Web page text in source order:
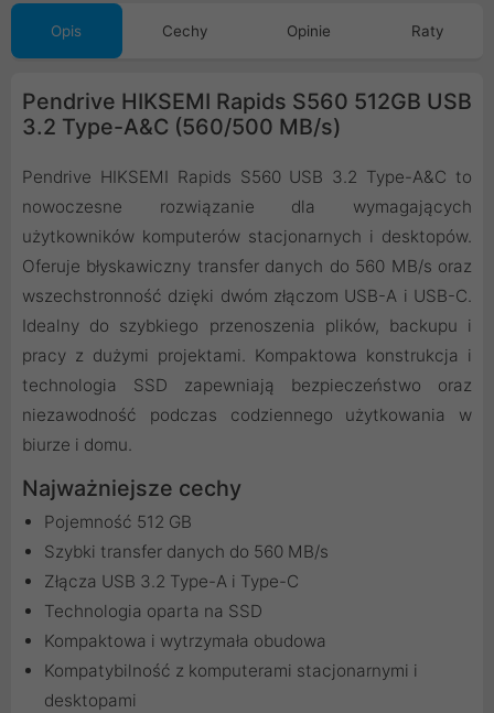
Opis Cechy Opinie Raty
Pendrive HIKSEMI Rapids S560 512GB USB
3.2 Type-A&C (560/500 MB/s)
Pendrive HIKSEMI Rapids S560 USB 3.2 Type-A&C to
nowoczesne rozwiązanie dla wymagających
użytkowników komputerów stacjonarnych i desktopów.
Oferuje błyskawiczny transfer danych do 560 MB/s oraz
wszechstronność dzięki dwóm złączom USB-A i USB-C.
Idealny do szybkiego przenoszenia plików, backupu i
pracy z dużymi projektami. Kompaktowa konstrukcja i
technologia SSD zapewniają bezpieczeństwo oraz
niezawodność podczas codziennego użytkowania w
biurze i domu.
Najważniejsze cechy
Pojemność 512 GB
Szybki transfer danych do 560 MB/s
Złącza USB 3.2 Type-A i Type-C
Technologia oparta na SSD
Kompaktowa i wytrzymała obudowa
Kompatybilność z komputerami stacjonarnymi i
desktopami